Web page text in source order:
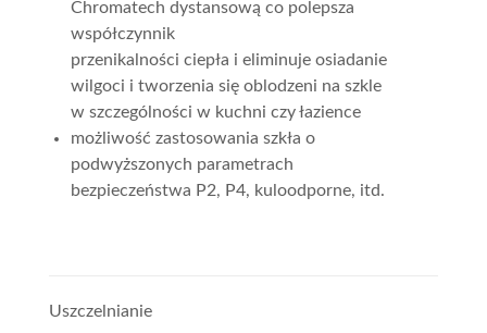
Chromatech dystansową co polepsza
współczynnik
przenikalności ciepła i eliminuje osiadanie
wilgoci i tworzenia się oblodzeni na szkle
w szczególności w kuchni czy łazience
możliwość zastosowania szkła o
podwyższonych parametrach
bezpieczeństwa P2, P4, kuloodporne, itd.
Uszczelnianie